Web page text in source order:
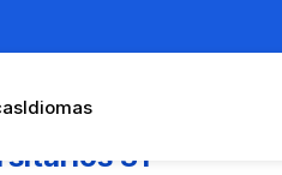
Idiomas
31